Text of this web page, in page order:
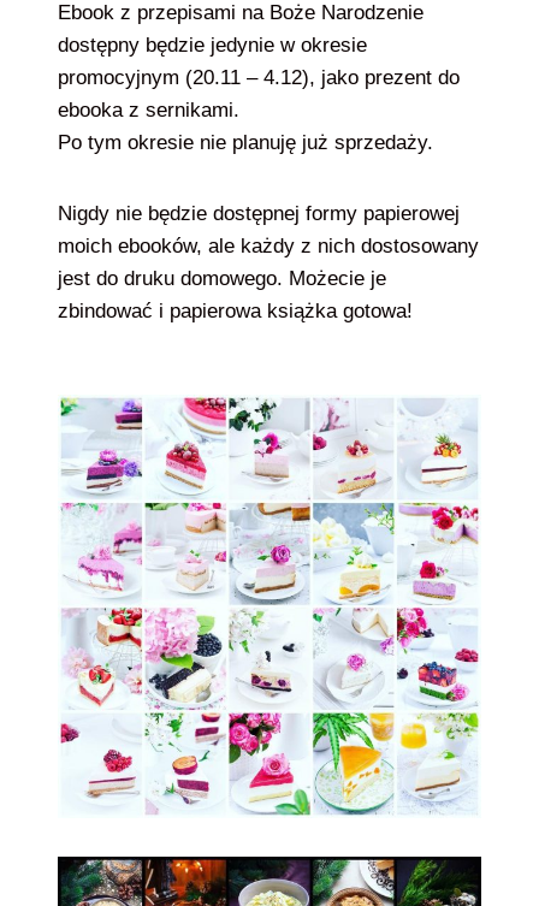
Ebook z przepisami na Boże Narodzenie
dostępny będzie jedynie w okresie
promocyjnym (20.11 – 4.12), jako prezent do
ebooka z sernikami.
Po tym okresie nie planuję już sprzedaży.
Nigdy nie będzie dostępnej formy papierowej
moich ebooków, ale każdy z nich dostosowany
jest do druku domowego. Możecie je
zbindować i papierowa książka gotowa!